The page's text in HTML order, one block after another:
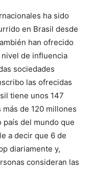
ha sido
en Brasil desde
han ofrecido
de influencia
sociedades
las ofrecidas
tiene unos 147
de 120 millones
país del mundo que
a decir que 6 de
diariamente y,
consideran las